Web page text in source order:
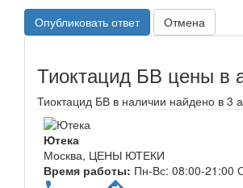
Опубликовать ответ Отмена
Тиоктацид БВ цены в
Тиоктацид БВ в наличии найдено в 3
Ютека
Москва, ЦЕНЫ ЮТЕКИ
Время работы: Пн-Вс: 08:00-21:00